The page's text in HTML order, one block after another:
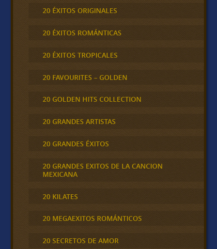
20 ÉXITOS ORIGINALES
20 ÉXITOS ROMÁNTICAS
20 ÉXITOS TROPICALES
20 FAVOURITES – GOLDEN
20 GOLDEN HITS COLLECTION
20 GRANDES ARTISTAS
20 GRANDES ÉXITOS
20 GRANDES EXITOS DE LA CANCION
MEXICANA
20 KILATES
20 MEGAEXITOS ROMÁNTICOS
20 SECRETOS DE AMOR